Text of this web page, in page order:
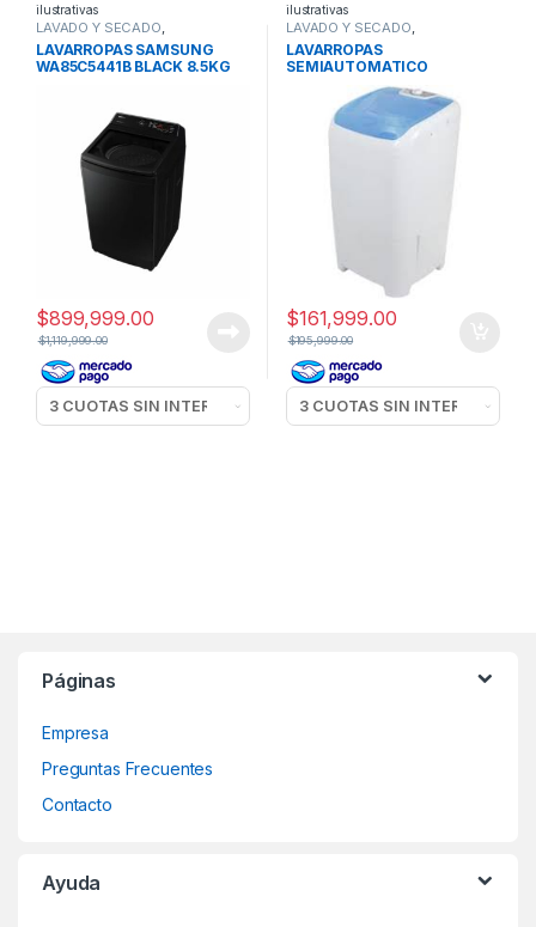
ilustrativas
LAVADO Y SECADO,
LAVARROPAS
LAVARROPAS SAMSUNG
WA85C5441B BLACK 8.5KG
$899,999.00
$1,119,999.00
ilustrativas
LAVADO Y SECADO,
LAVARROPAS
LAVARROPAS
SEMIAUTOMATICO
COLUMBIA LSC7000 7KG
$161,999.00
$195,999.00
Páginas
Empresa
Preguntas Frecuentes
Contacto
Ayuda